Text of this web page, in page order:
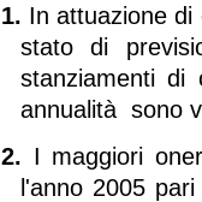
1. In attuazione di
stato di
stanziamenti
annualità sono
2. I maggiori
l'anno 2005